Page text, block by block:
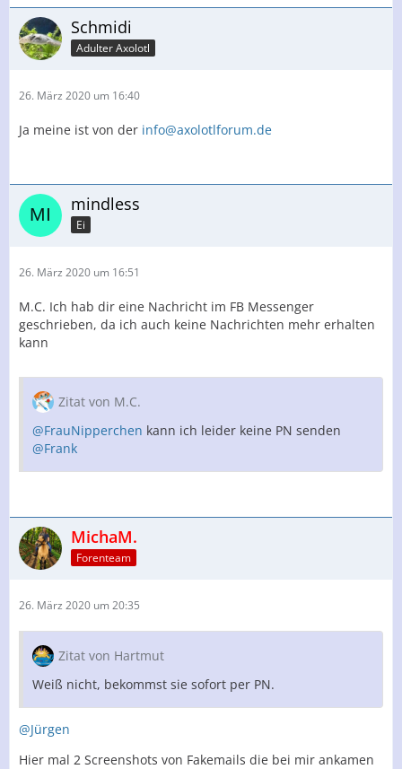
Schmidi
Adulter Axolotl
26. März 2020 um 16:40
Ja meine ist von der info@axolotlforum.de
mindless
Ei
26. März 2020 um 16:51
M.C. Ich hab dir eine Nachricht im FB Messenger
geschrieben, da ich auch keine Nachrichten mehr erhalten
kann
Zitat von M.C.
@FrauNipperchen kann ich leider keine PN senden
@Frank
MichaM.
Forenteam
26. März 2020 um 20:35
Zitat von Hartmut
Weiß nicht, bekommst sie sofort per PN.
@Jürgen
Hier mal 2 Screenshots von Fakemails die bei mir ankamen